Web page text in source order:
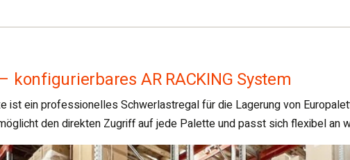
AR RACKING System
ist ein professionelles Schwerlastregal für die Lagerung von
den direkten Zugriff auf jede Palette und passt sich flexibel an